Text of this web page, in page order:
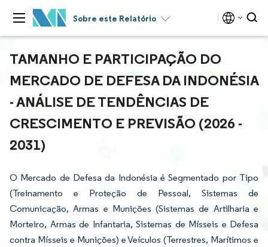
Sobre este Relatório
TAMANHO E PARTICIPAÇÃO DO
MERCADO DE DEFESA DA INDONÉSIA
- ANÁLISE DE TENDÊNCIAS DE
CRESCIMENTO E PREVISÃO (2026 -
2031)
O Mercado de Defesa da Indonésia é Segmentado por Tipo
(Treinamento e Proteção de Pessoal, Sistemas de
Comunicação, Armas e Munições (Sistemas de Artilharia e
Morteiro, Armas de Infantaria, Sistemas de Mísseis e Defesa
contra Mísseis e Munições) e Veículos (Terrestres, Marítimos e